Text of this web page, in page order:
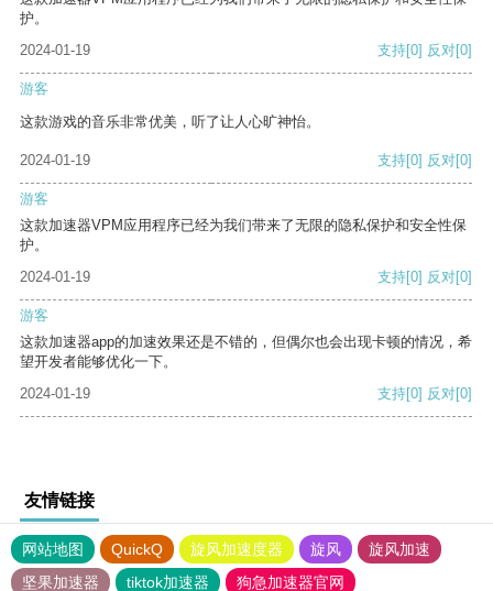
护。
2024-01-19
支持[0] 反对[0]
游客
这款游戏的音乐非常优美，听了让人心旷神怡。
2024-01-19 支持[0] 反对[0]
游客
这款加速器VPM应用程序已经为我们带来了无限的隐私保护和安全性保
护。
2024-01-19
支持[0] 反对[0]
游客
这款加速器app的加速效果还是不错的，但偶尔也会出现卡顿的情况，希
望开发者能够优化一下。
2024-01-19
支持[0] 反对[0]
友情链接
网站地图 QuickQ 旋风加速度器 旋风
旋风加速
坚果加速器
tiktok加速器
狗急加速器官网